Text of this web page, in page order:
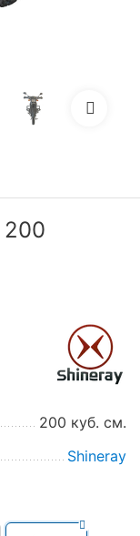
200
200 куб. см.
Shineray